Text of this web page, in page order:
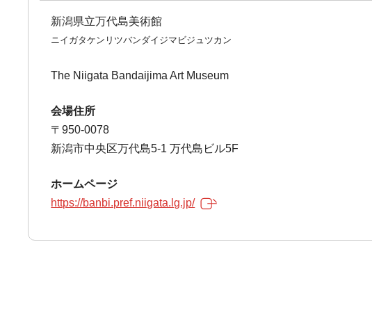
新潟県立万代島美術館
ニイガタケンリツバンダイジマビジュツカン
The Niigata Bandaijima Art Museum
会場住所
〒950-0078
新潟市中央区万代島5-1 万代島ビル5F
ホームページ
https://banbi.pref.niigata.lg.jp/